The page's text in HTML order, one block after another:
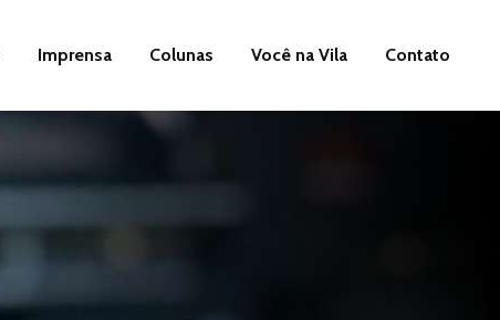
Imprensa Colunas Você na Vila Contato